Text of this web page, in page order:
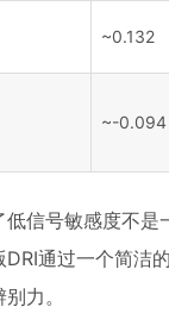
~0.132
~-0.094
低信号敏感度不
通过一个简洁
力。